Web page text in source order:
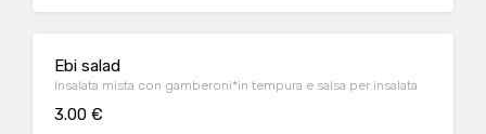
Ebi salad
Insalata mista con gamberoni*in tempura e salsa per insalata
3.00 €